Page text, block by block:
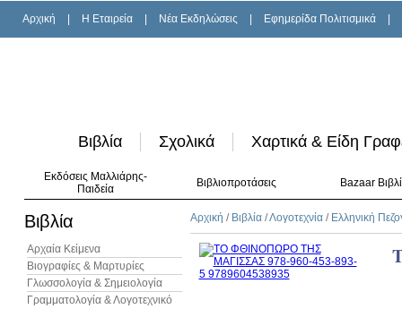
Αρχική H Εταιρεία Νέα Εκδηλώσεις Εφημερίδα Πολιτισμικά
Βιβλία Σχολικά Χαρτικά & Είδη
Εκδόσεις Μαλλιάρης-
Παιδεία
Βιβλιοπροτάσεις Bazaar
Βιβλία
Αρχαία Κείμενα
Βιογραφίες & Μαρτυρίες
Γλωσσολογία & Σημειολογία
Γραμματολογία & Λογοτεχνικό
Αρχική / Βιβλία /Λογοτεχνία / Ελληνική